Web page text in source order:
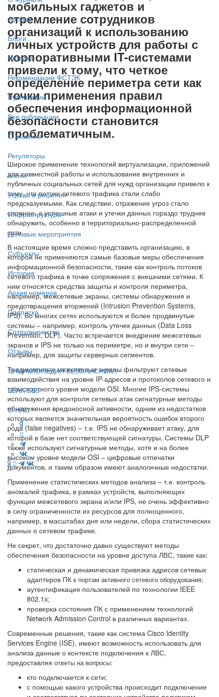
Авторы
Блоги
Читалка
Рекомендации ФСТЭК
Публикации
Все публикации
О главном
Регуляторы
Банки
Угрозы и решения
Инфраструктура
Деловые мероприятия
Субъекты
История
Архив номеров
Подписка
Сотрудничество
Отзывы
ЭНЦИКЛОПЕДИЯ БЕЗОПАСНИКА
LEAK-БЕЗ
О НАС
мобильных гаджетов и
стремление сотрудников
организаций к использованию
личных устройств для работы с
корпоративными IT-системами
привели к тому, что четкое
определение периметра сети как
точки применения правил
обеспечения информационной
безопасности становится
проблематичным.
Широкое применение технологий виртуализации, приложений
для совместной работы и использование внутренних и
публичных социальных сетей для нужд организации привело к
тому, что потоки сетевого трафика стали слабо
предсказуемыми. Как следствие, отражение угроз стало
сложнее, а успешные атаки и утечки данных гораздо труднее
обнаружить, особенно в территориально-распределенной
сети.
В настоящее время сложно представить организацию, в
которой не применяются самые базовые меры обеспечения
информационной безопасности, такие как контроль потоков
сетевого трафика в точке сопряжения с внешними сетями. К
ним относятся средства защиты и контроля периметра,
например, межсетевые экраны, системы обнаружения и
предотвращения вторжений (Intrusion Prevention Systems,
IPS). Во многих сетях используются и более продвинутые
системы – например, контроль утечек данных (Data Loss
Prevention, DLP). Часто встречается внедрение межсетевых
экранов и IPS не только на периметре, но и внутри сети –
например, для защиты серверных сегментов.
Традиционные межсетевые экраны фильтруют сетевые
взаимодействия на уровне IP-адресов и протоколов сетевого и
транспортного уровня модели OSI. Многие IPS-системы
используют для контроля сетевых атак сигнатурные методы
обнаружения вредоносной активности, одним из недостатков
которых является значительная вероятность ошибок второго
рода (false negatives) – т.е. IPS не обнаруживает атаку, для
которой в базе нет соответствующей сигнатуры. Системы DLP
также используют сигнатурные методы, хотя и на более
высоком уровне модели OSI – цифровые отпечатки
документов, и таким образом имеют аналогичные недостатки.
Применение статистических методов анализа – т.е. контроль
аномалий трафика, в рамках устройств, выполняющих
функции межсетевого экрана и/или IPS, не очень эффективно
в силу ограниченности их ресурсов для полноценного,
например, в масштабах дня или недели, сбора статистических
данных о сетевом трафике.
Не секрет, что достаточно давно существуют методы
обеспечения безопасности на уровне доступа ЛВС, такие как:
статическая и динамическая привязка адресов сетевых
адаптеров ПК к портам активного сетевого оборудования;
аутентификация пользователей по технологии IEEE
802.1x;
проверка состояния ПК с применением технологий
Network Admission Control в различных вариантах.
Современные решения, такие как система Cisco Identity
Services Engine (ISE), имеют возможность использовать для
анализа данные о контексте подключения к ЛВС,
предоставляя ответы на вопросы:
кто подключается к сети;
с помощью какого устройства происходит подключение